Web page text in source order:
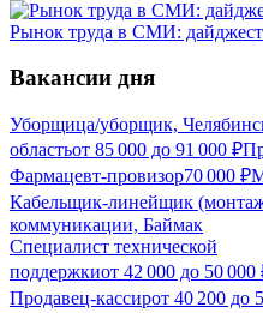
Рынок труда в СМИ:
Вакансии дня
Уборщица/уборщик,
областьот 85 000 до 91 000 ₽
Фармацевт-провизор70 000 ₽
Кабельщик-линейщик
коммуникации, Баймак
Специалист технической
поддержкиот 42 000 до 50 000
Продавец-кассирот 40 200 до